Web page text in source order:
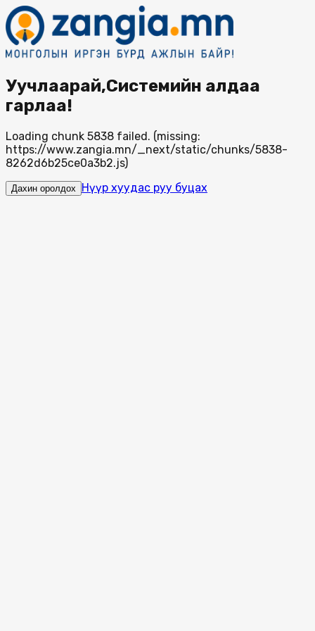
Уучлаарай,Системийн алдаа
гарлаа!
Loading chunk 5838 failed. (missing:
https://www.zangia.mn/_next/static/chunks/5838-
8262d6b25ce0a3b2.js)
Дахин оролдох Нүүр хуудас руу буцах